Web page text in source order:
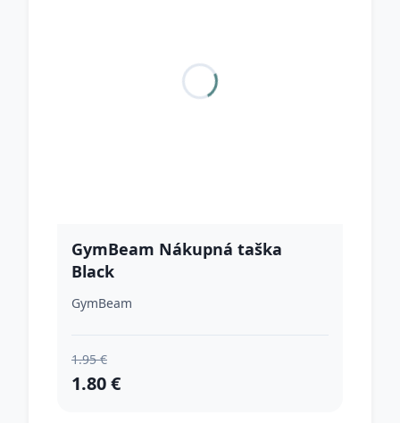
GymBeam Nákupná taška
Black
GymBeam
1.95 €
1.80 €